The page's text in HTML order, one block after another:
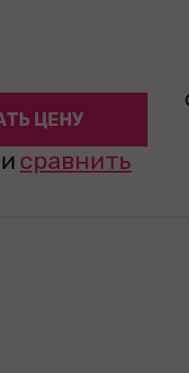
ЦЕНУ
сравнить